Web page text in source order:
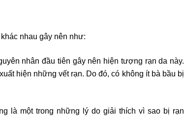
nhau gây nên như:
nhân đầu tiên gây nên hiện tượng rạn da này.
hiện những vết rạn. Do đó, có không ít bà bầu bị
là một trong những lý do giải thích vì sao bị rạn